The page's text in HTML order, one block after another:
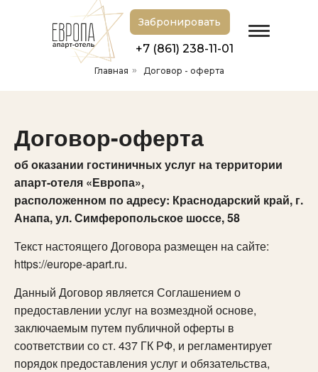
Забронировать
+7 (861) 238-11-01
Главная » Договор - оферта
Договор-оферта
об оказании гостиничных услуг на территории
апарт-отеля «Европа»,
расположенном по адресу: Краснодарский край, г.
Анапа, ул. Симферопольское шоссе, 58
Текст настоящего Договора размещен на сайте:
https://europe-apart.ru.
Данный Договор является Соглашением о
предоставлении услуг на возмездной основе,
заключаемым путем публичной оферты в
соответствии со ст. 437 ГК РФ, и регламентирует
порядок предоставления услуг и обязательства,